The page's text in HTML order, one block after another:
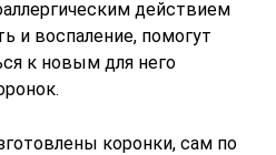
действием
и воспаление, помогут
к новым для него
коронки, сам по